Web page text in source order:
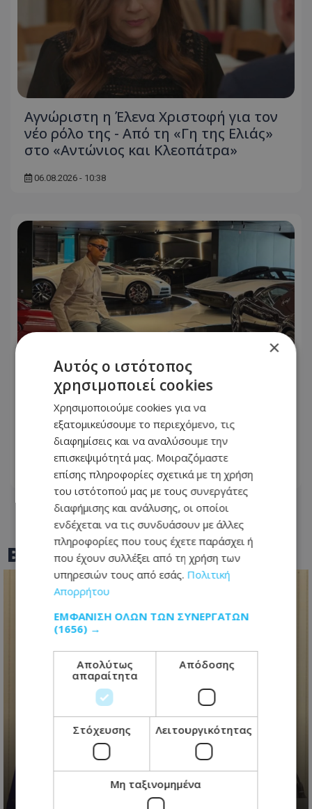
Αγνώριστη η Έλενα Χριστοφή για τον
νέο ρόλο της - Από τη «Γη της Ελιάς»
στο «Αντώνιος και Κλεοπάτρα»
06.08.2026 - 10:38
Ο Cristiano Ronaldo φωτογραφήθηκε
μπροστά από τον στόλο των
πανάκριβων αυτοκινήτων του!
06.08.2026 - 09:46
BEST OFTOTHEMAONLINE
Ανασχηματισμός με πολιτικά
μηνύματα: Ο Πρόεδρος
Χριστοδουλίδης έθεσε τον πήχη
ψηλά για τη νέα κυβέρνηση
×
Αυτός ο ιστότοπος
χρησιμοποιεί cookies
Χρησιμοποιούμε cookies για να
εξατομικεύσουμε το περιεχόμενο, τις
διαφημίσεις και να αναλύσουμε την
επισκεψιμότητά μας. Μοιραζόμαστε
επίσης πληροφορίες σχετικά με τη χρήση
του ιστότοπού μας με τους συνεργάτες
διαφήμισης και ανάλυσης, οι οποίοι
ενδέχεται να τις συνδυάσουν με άλλες
πληροφορίες που τους έχετε παράσχει ή
που έχουν συλλέξει από τη χρήση των
υπηρεσιών τους από εσάς. Πολιτική
Απορρήτου
ΕΜΦΆΝΙΣΗ ΌΛΩΝ ΤΩΝ ΣΥΝΕΡΓΑΤΏΝ
(1656) →
Απολύτως
απαραίτητα
Απόδοσης
Στόχευσης Λειτουργικότητας
Μη ταξινομημένα